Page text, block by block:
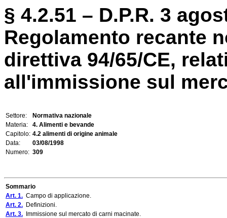
§ 4.2.51 – D.P.R. 3
Regolamento recante
direttiva 94/65/CE,
all'immissione sul
Settore:
Normativa nazionale
Materia:
4. Alimenti e bevande
Capitolo: 4.2 alimenti di origine animale
Data:
03/08/1998
Numero: 309
Sommario
Art. 1. Campo di applicazione.
Art. 2. Definizioni.
Art. 3. Immissione sul mercato di carni macinate.